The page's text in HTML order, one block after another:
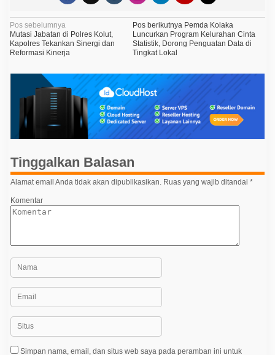
N
a
v
i
i
p
o
s
Pos sebelumnya
Mutasi Jabatan di Polres Kolut,
Kapolres Tekankan Sinergi dan
Reformasi Kinerja
Pos berikutnyaPemda Kolaka
Luncurkan Program Kelurahan Cinta
Statistik, Dorong Penguatan Data di
Tingkat Lokal
Tinggalkan Balasan
Alamat email Anda tidak akan dipublikasikan. Ruas yang wajib ditandai *
Komentar
Simpan nama, email, dan situs web saya pada peramban ini untuk